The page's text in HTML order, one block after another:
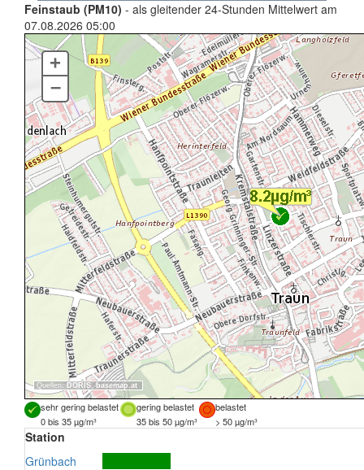
Feinstaub (PM10) - als gleitender 24-Stunden Mittelwert am
07.08.2026 05:00
Quellen: DORIS, basemap.at
+
–
sehr gering belastet gering belastet
belastet
0 bis 35 µg/m³
35 bis 50 µg/m³ > 50 µg/m³
Station
Grünbach